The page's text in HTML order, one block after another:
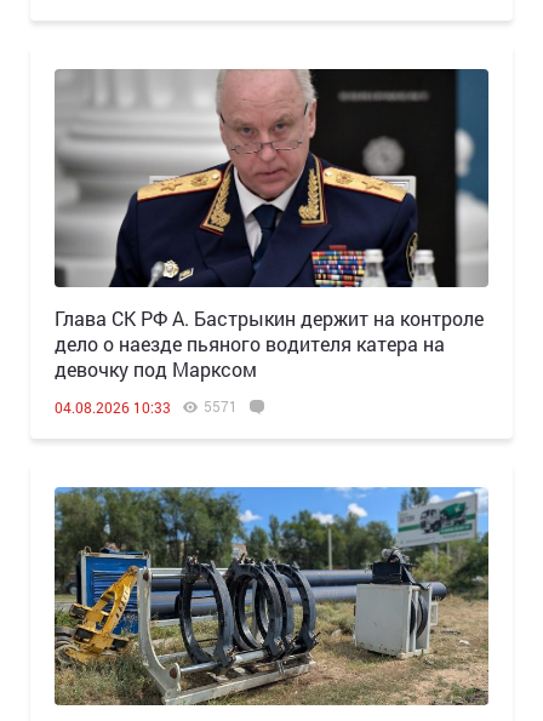
Глава СК РФ А. Бастрыкин держит на контроле
дело о наезде пьяного водителя катера на
девочку под Марксом
04.08.2026 10:33 5571